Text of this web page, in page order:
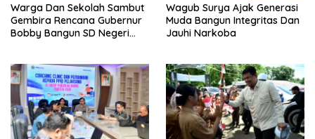
Warga Dan Sekolah Sambut
Gembira Rencana Gubernur
Bobby Bangun SD Negeri
Wagub Surya Ajak Generasi
Muda Bangun Integritas Dan
Jauhi Narkoba